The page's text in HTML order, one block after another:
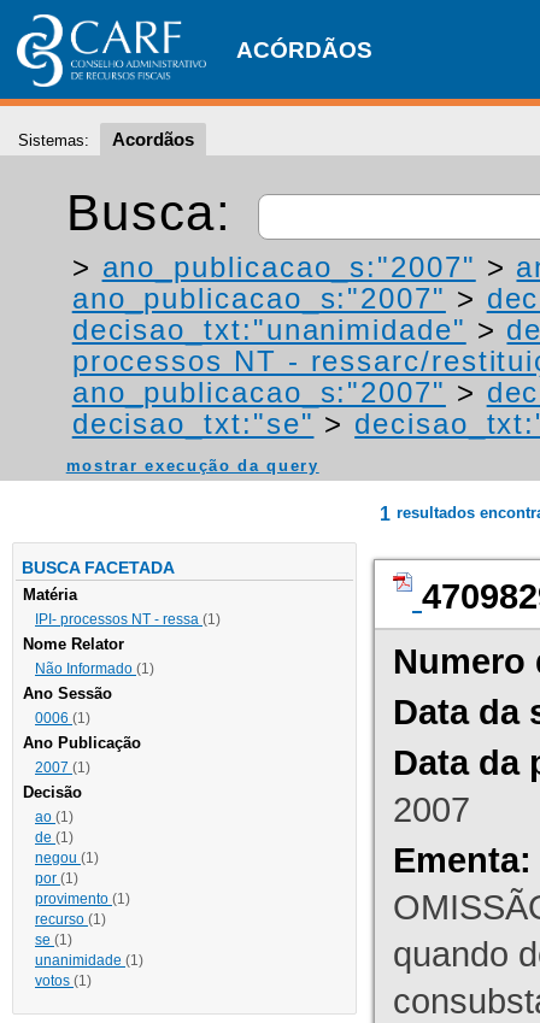
ACÓRDÃOS
Sistemas: Acordãos
Busca:
> ano_publicacao_s:"2007" >
ano_publicacao_s:"2007" >
decisao_txt:"unanimidade" >
processos NT - ressarc/
ano_publicacao_s:"2007" >
decisao_txt:"se" >
mostrar execução da query
BUSCA FACETADA
Matéria
IPI- processos NT - ressa (1)
Nome Relator
Não Informado (1)
Ano Sessão
0006 (1)
Ano Publicação
2007 (1)
Decisão
ao (1)
de (1)
negou (1)
por (1)
provimento (1)
recurso (1)
se (1)
unanimidade (1)
votos (1)
1 resultados
Numero
Data da
Data da
2007
Ementa:
quando